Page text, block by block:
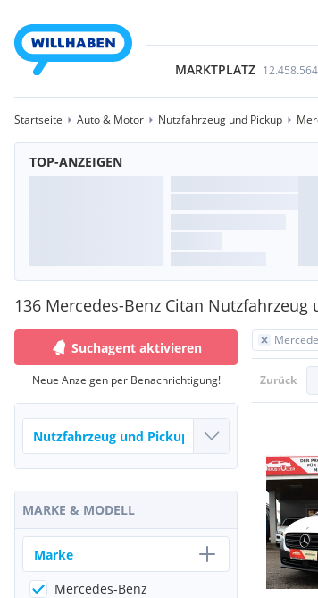
MARKTPLATZ 12.458.564
Startseite Auto & Motor Nutzfahrzeug und Pickup
TOP-ANZEIGEN
136 Mercedes-Benz Citan Nutzfahrzeug
Zurück
Suchagent aktivieren
Neue Anzeigen per Benachrichtigung!
MARKE & MODELL
Marke
Mercedes-Benz